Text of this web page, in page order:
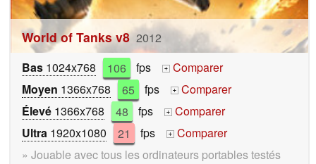
World of Tanks v8 2012
Bas 1024x768 106 fps +
Comparer
Moyen 1366x768 65 fps +
Comparer
Élevé 1366x768 48 fps +
Comparer
Ultra 1920x1080 21 fps +
Comparer
» Jouable avec tous les ordinateurs portables testés